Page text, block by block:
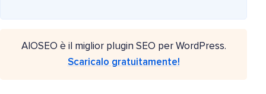
AIOSEO è il miglior plugin SEO per WordPress.
Scaricalo gratuitamente!